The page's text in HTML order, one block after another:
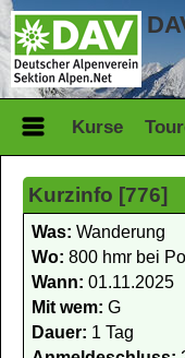
Kurse
Kurzinfo [776]
Was: Wanderung
Wo: 800 hmr bei
Wann: 01.11.2025
Mit wem: G
Dauer: 1 Tag